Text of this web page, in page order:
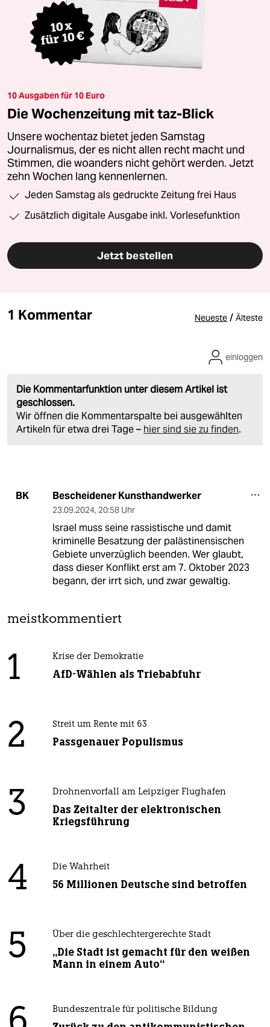
10 Ausgaben für 10 Euro
Die Wochenzeitung mit taz-Blick
Unsere wochentaz bietet jeden Samstag
Journalismus, der es nicht allen recht macht und
Stimmen, die woanders nicht gehört werden. Jetzt
zehn Wochen lang kennenlernen.
Jeden Samstag als gedruckte Zeitung frei Haus
Zusätzlich digitale Ausgabe inkl. Vorlesefunktion
Jetzt bestellen
1 Kommentar Neueste / Älteste
Die Kommentarfunktion unter diesem Artikel ist
geschlossen.
Wir öffnen die Kommentarspalte bei ausgewählten
Artikeln für etwa drei Tage – hier sind sie zu finden.
einloggen
BK Bescheidener Kunsthandwerker
23.09.2024, 20:58 Uhr
Israel muss seine rassistische und damit
kriminelle Besatzung der palästinensischen
Gebiete unverzüglich beenden. Wer glaubt,
dass dieser Konflikt erst am 7. Oktober 2023
begann, der irrt sich, und zwar gewaltig.
meistkommentiert
1 Krise der Demokratie
AfD-Wählen als Triebabfuhr
2 Streit um Rente mit 63
Passgenauer Populismus
3 Drohnenvorfall am Leipziger Flughafen
Das Zeitalter der elektronischen
Kriegsführung
4 Die Wahrheit
56 Millionen Deutsche sind betroffen
5 Über die geschlechtergerechte Stadt
„Die Stadt ist gemacht für den weißen
Mann in einem Auto“
Bundeszentrale für politische Bildung